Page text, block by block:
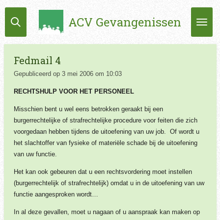
Ga
direct
de
hoofdinhoud
ACV Gevangenissen
Fedmail 4
Gepubliceerd op 3 mei 2006 om 10:03
RECHTSHULP VOOR HET PERSONEEL
Misschien bent u wel eens betrokken geraakt bij een
burgerrechtelijke of strafrechtelijke procedure voor feiten die zich
voorgedaan hebben tijdens de uitoefening van uw job. Of wordt u
het slachtoffer van fysieke of materiële schade bij de uitoefening
van uw functie.
Het kan ook gebeuren dat u een rechtsvordering moet instellen
(burgerrechtelijk of strafrechtelijk) omdat u in de uitoefening van uw
functie aangesproken wordt…
In al deze gevallen, moet u nagaan of u aanspraak kan maken op